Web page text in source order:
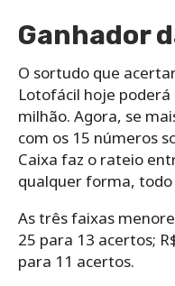
Ganhador
O sortudo que
Lotofácil hoje poderá
milhão. Agora, se
com os 15 números
Caixa faz o rateio
qualquer forma,
As três faixas
25 para 13 acertos;
para 11 acertos.